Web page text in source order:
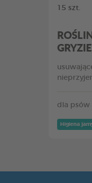
15 szt.
dla psów
Higiena